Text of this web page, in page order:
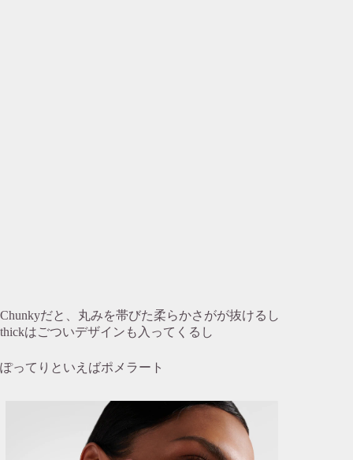
Chunkyだと、丸みを帯びた柔らかさがが抜けるし
thickはごついデザインも入ってくるし
ぽってりといえばポメラート